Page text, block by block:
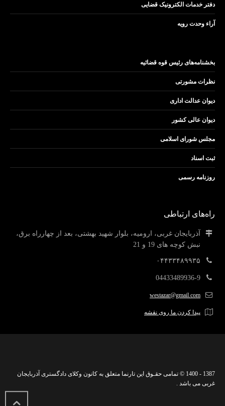
دفتر خدمات الکترونیک قضایی
آراء وحدت رویه
بخشنامه‌های رئیس قوه قضائیه
نظرات مشورتی
دیوان عدالت اداری
دیوان عالی کشور
مجلس شورای اسلامی
ثبت اسناد
روزنامه رسمی
راه‌های ارتباطی
آذربایجان غربی، ارومیه، بلوار شهید بهشتی، بعد از چهارراه برق،
نبش کوچه های 19 و 21
۰۴۴۳۳۴۸۹۹۳۵
04433489936-9
westazar@gmail.com
پیدا کردن ما روی نقشه
1387 - 1400 © تمامی حقـوق این تارنما متعلق به کانون وکلای دادگستری آذربایجان
غربی می باشد .